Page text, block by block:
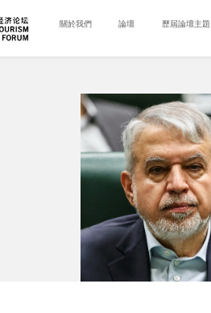
關於我們 論壇 歷屆論壇主題